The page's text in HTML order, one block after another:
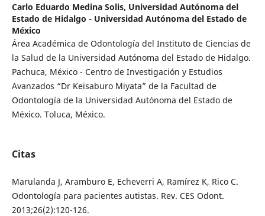
Carlo Eduardo Medina Solis, Universidad Autónoma del
Estado de Hidalgo - Universidad Autónoma del Estado de
México
Área Académica de Odontología del Instituto de Ciencias de
la Salud de la Universidad Autónoma del Estado de Hidalgo.
Pachuca, México - Centro de Investigación y Estudios
Avanzados “Dr Keisaburo Miyata” de la Facultad de
Odontología de la Universidad Autónoma del Estado de
México. Toluca, México.
Citas
Marulanda J, Aramburo E, Echeverri A, Ramírez K, Rico C.
Odontología para pacientes autistas. Rev. CES Odont.
2013;26(2):120-126.